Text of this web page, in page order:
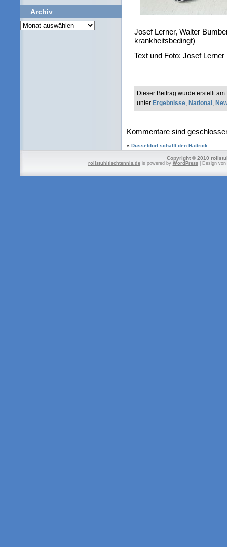
Josef Lerner, Walter
krankheitsbedingt)
Text und Foto: Josef Lerner
Dieser Beitrag wurde erstellt
unter Ergebnisse, National ,
Kommentare sind
« Düsseldorf schafft den Hattrick
Archiv
Archiv
Copyright © 2010
rollstuhltischtennis.deis powered by WordPress| Design von